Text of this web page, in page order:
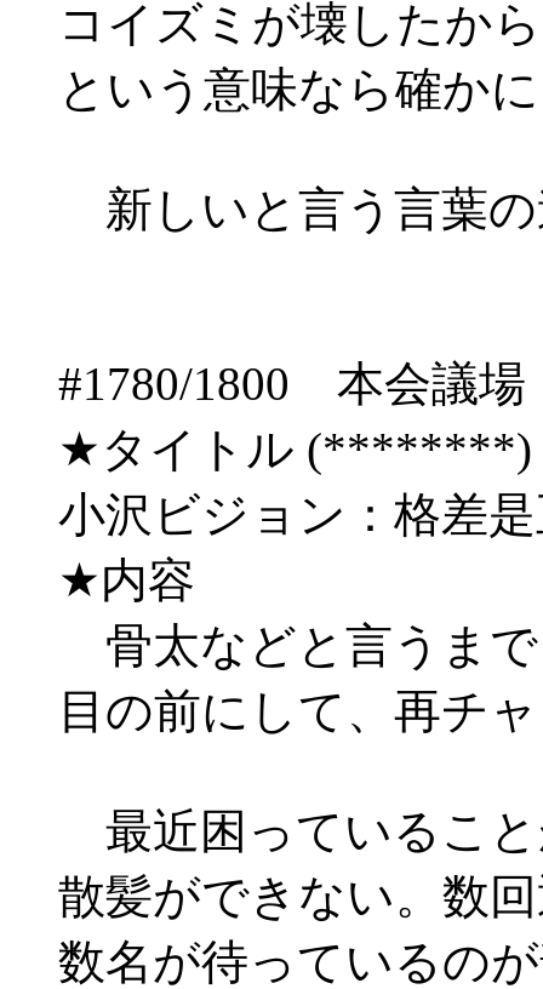
コイズミが壊したか
という意味なら確か
新しいと言う言葉の
#1780/1800 本会議
★タイトル (********)
小沢ビジョン：格差
★内容
骨太などと言うまで
目の前にして、再チ
最近困っていること
散髪ができない。数
数名が待っているの